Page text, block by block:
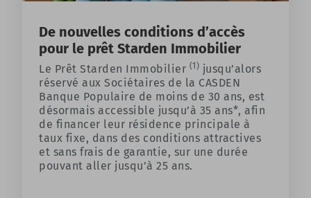
De nouvelles conditions d’accès
pour le prêt Starden Immobilier
Le Prêt Starden Immobilier (1) jusqu’alors
réservé aux Sociétaires de la CASDEN
Banque Populaire de moins de 30 ans, est
désormais accessible jusqu’à 35 ans*, afin
de financer leur résidence principale à
taux fixe, dans des conditions attractives
et sans frais de garantie, sur une durée
pouvant aller jusqu’à 25 ans.